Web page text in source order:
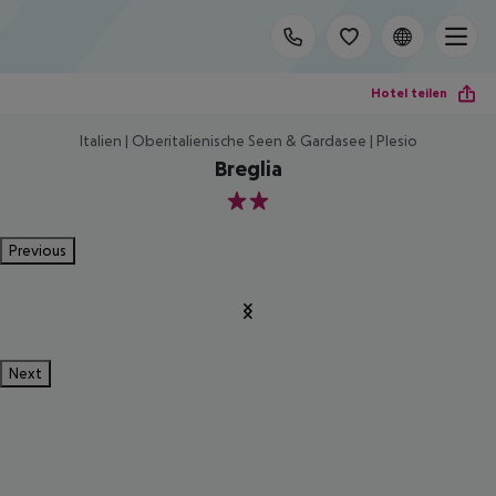
Hotel teilen
Italien | Oberitalienische Seen & Gardasee | Plesio
Breglia
2
Previous
Next